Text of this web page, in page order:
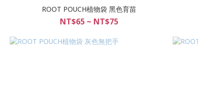
ROOT POUCH植物袋 黑色育苗
NT$65 ~ NT$75